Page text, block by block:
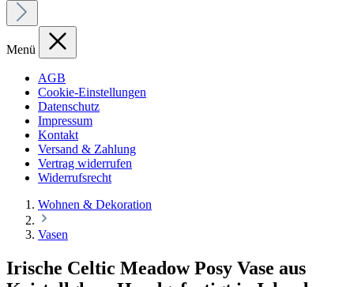
Menü
AGB
Cookie-Einstellungen
Datenschutz
Impressum
Kontakt
Versand & Zahlung
Vertrag widerrufen
Widerrufsrecht
Wohnen & Dekoration
Vasen
Irische Celtic Meadow Posy Vase aus